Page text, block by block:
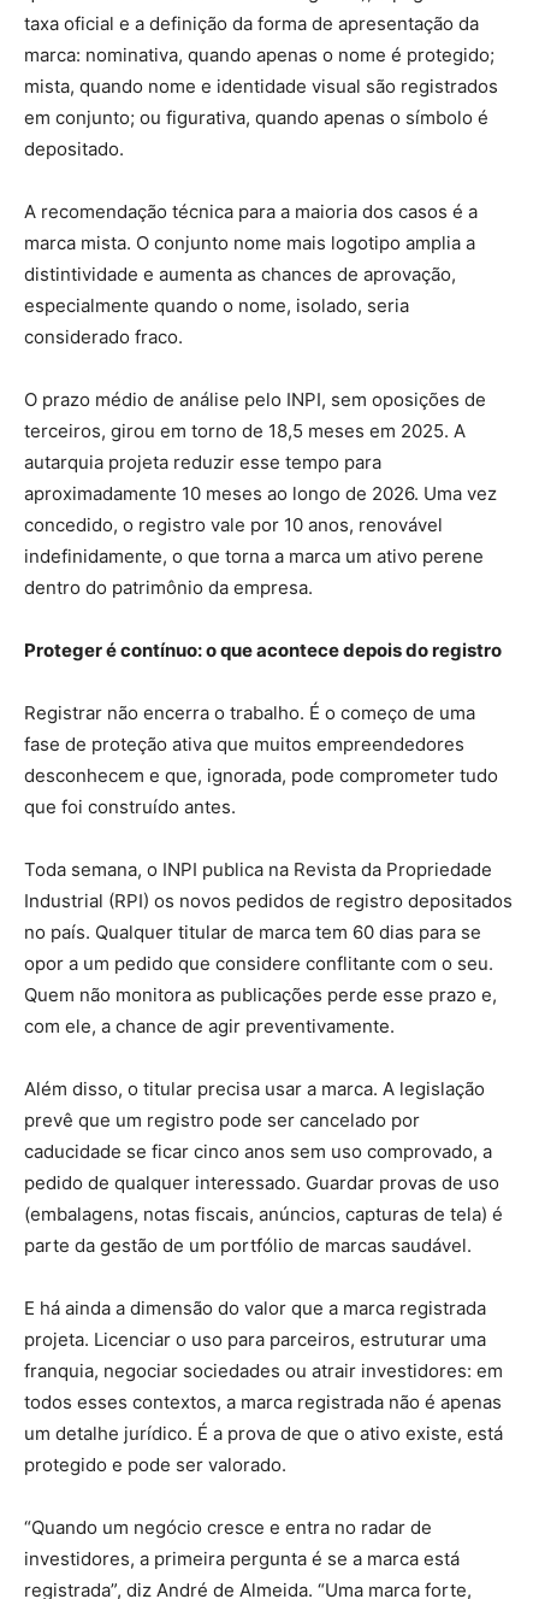
taxa oficial e a definição da forma de apresentação da
marca: nominativa, quando apenas o nome é protegido;
mista, quando nome e identidade visual são registrados
em conjunto; ou figurativa, quando apenas o símbolo é
depositado.
A recomendação técnica para a maioria dos casos é a
marca mista. O conjunto nome mais logotipo amplia a
distintividade e aumenta as chances de aprovação,
especialmente quando o nome, isolado, seria
considerado fraco.
O prazo médio de análise pelo INPI, sem oposições de
terceiros, girou em torno de 18,5 meses em 2025. A
autarquia projeta reduzir esse tempo para
aproximadamente 10 meses ao longo de 2026. Uma vez
concedido, o registro vale por 10 anos, renovável
indefinidamente, o que torna a marca um ativo perene
dentro do patrimônio da empresa.
Proteger é contínuo: o que acontece depois do registro
Registrar não encerra o trabalho. É o começo de uma
fase de proteção ativa que muitos empreendedores
desconhecem e que, ignorada, pode comprometer tudo
que foi construído antes.
Toda semana, o INPI publica na Revista da Propriedade
Industrial (RPI) os novos pedidos de registro depositados
no país. Qualquer titular de marca tem 60 dias para se
opor a um pedido que considere conflitante com o seu.
Quem não monitora as publicações perde esse prazo e,
com ele, a chance de agir preventivamente.
Além disso, o titular precisa usar a marca. A legislação
prevê que um registro pode ser cancelado por
caducidade se ficar cinco anos sem uso comprovado, a
pedido de qualquer interessado. Guardar provas de uso
(embalagens, notas fiscais, anúncios, capturas de tela) é
parte da gestão de um portfólio de marcas saudável.
E há ainda a dimensão do valor que a marca registrada
projeta. Licenciar o uso para parceiros, estruturar uma
franquia, negociar sociedades ou atrair investidores: em
todos esses contextos, a marca registrada não é apenas
um detalhe jurídico. É a prova de que o ativo existe, está
protegido e pode ser valorado.
“Quando um negócio cresce e entra no radar de
investidores, a primeira pergunta é se a marca está
registrada”, diz André de Almeida. “Uma marca forte,